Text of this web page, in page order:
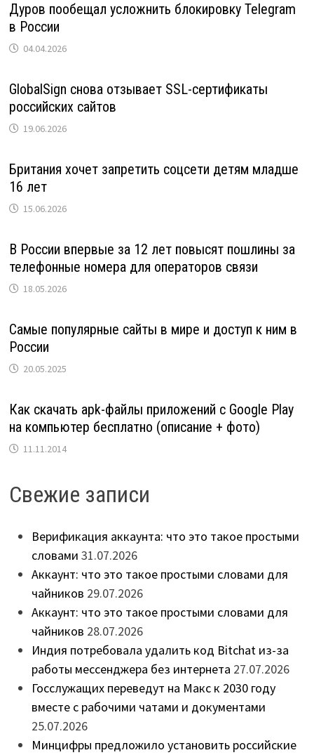
Дуров пообещал усложнить блокировку Telegram
в России
04.04.2026
GlobalSign снова отзывает SSL-сертификаты
российских сайтов
19.06.2026
Британия хочет запретить соцсети детям младше
16 лет
15.06.2026
В России впервые за 12 лет повысят пошлины за
телефонные номера для операторов связи
18.05.2026
Самые популярные сайты в мире и доступ к ним в
России
20.05.2025
Как скачать apk-файлы приложений с Google Play
на компьютер бесплатно (описание + фото)
11.11.2014
Свежие записи
Верификация аккаунта: что это такое простыми
словами 31.07.2026
Аккаунт: что это такое простыми словами для
чайников 29.07.2026
Аккаунт: что это такое простыми словами для
чайников 28.07.2026
Индия потребовала удалить код Bitchat из-за
работы мессенджера без интернета 27.07.2026
Госслужащих переведут на Макс к 2030 году
вместе с рабочими чатами и документами
25.07.2026
Минцифры предложило установить российские